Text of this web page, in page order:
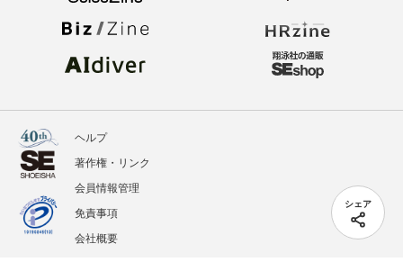
シェア
ヘルプ
著作権・リンク
会員情報管理
免責事項
会社概要